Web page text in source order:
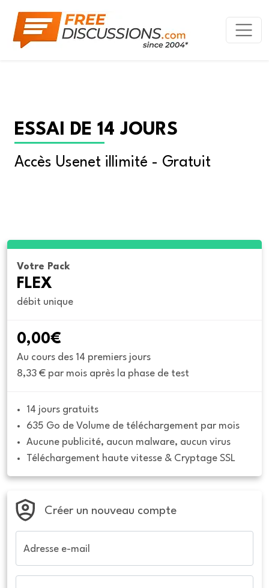
ESSAI DE 14 JOURS
Accès Usenet illimité - Gratuit
Votre Pack
FLEX
débit unique
0,00€
Au cours des 14 premiers jours
8,33 € par mois après la phase de test
14 jours gratuits
635 Go de Volume de téléchargement par mois
Aucune publicité, aucun malware, aucun virus
Téléchargement haute vitesse & Cryptage SSL
Créer un nouveau compte
Adresse e-mail